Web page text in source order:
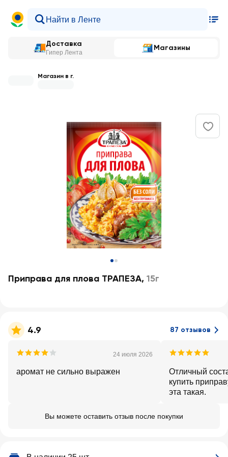
Доставка
Гипер Лента
Магазины
Магазин в г.
Приправа для плова ТРАПЕЗА, 15г
4.9 87 отзывов
24 июля 2026
аромат не сильно выражен
Отличный
купить
эта такая.
Вы можете оставить отзыв после покупки